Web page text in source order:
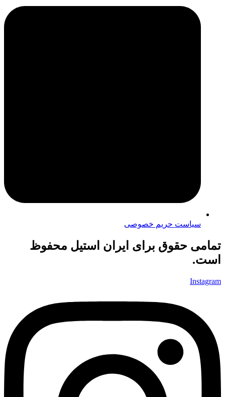
سیاست حریم خصوصی
حقوق برای ایران استیل محفوظ